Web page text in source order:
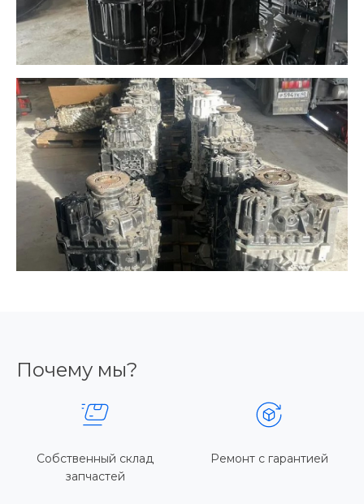
Почему мы?
Собственный склад
запчастей
Ремонт с гарантией